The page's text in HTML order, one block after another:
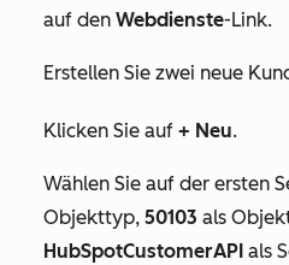
auf den Webdienste-Link.
Erstellen Sie zwei neue
Klicken Sie auf + Neu.
Wählen Sie auf der ersten
Objekttyp, 50103 als
HubSpotCustomerAPI als